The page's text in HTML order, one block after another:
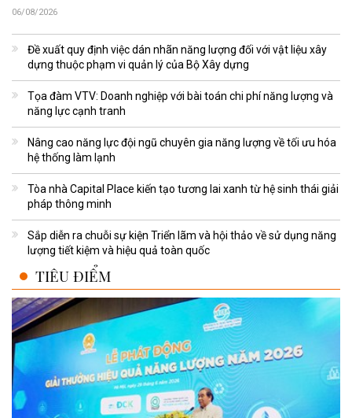
06/08/2026
Đề xuất quy định việc dán nhãn năng lượng đối với vật liệu xây
dựng thuộc phạm vi quản lý của Bộ Xây dựng
Tọa đàm VTV: Doanh nghiệp với bài toán chi phí năng lượng và
năng lực cạnh tranh
Nâng cao năng lực đội ngũ chuyên gia năng lượng về tối ưu hóa
hệ thống làm lạnh
Tòa nhà Capital Place kiến tạo tương lai xanh từ hệ sinh thái giải
pháp thông minh
Sắp diễn ra chuỗi sự kiện Triển lãm và hội thảo về sử dụng năng
lượng tiết kiệm và hiệu quả toàn quốc
TIÊU ĐIỂM